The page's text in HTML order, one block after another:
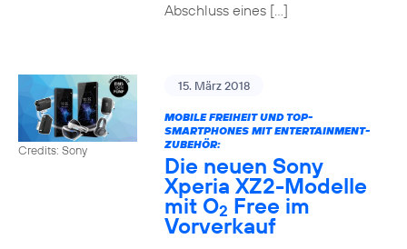
Abschluss eines […]
Credits: Sony
15. März 2018
MOBILE FREIHEIT UND TOP-
SMARTPHONES MIT ENTERTAINMENT-
ZUBEHÖR:
Die neuen Sony
Xperia XZ2-Modelle
mit O2 Free im
Vorverkauf